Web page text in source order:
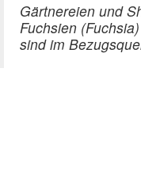
Gärtnereien und
Fuchsien
sind im